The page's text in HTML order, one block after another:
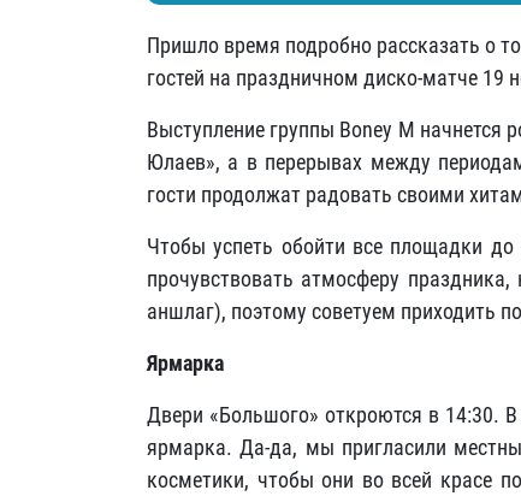
Пришло время подробно рассказать о
гостей на праздничном диско-матче 19
Выступление группы Boney M начнется
Юлаев», а в перерывах между
гости продолжат радовать своими
Чтобы успеть обойти все площадки
прочувствовать атмосферу
аншлаг), поэтому советуем приходить
Ярмарка
Двери «Большого» откроются в 14:30.
ярмарка. Да-да, мы пригласили
косметики, чтобы они во всей красе